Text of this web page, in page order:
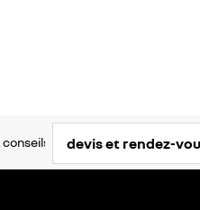
devis et rendez-